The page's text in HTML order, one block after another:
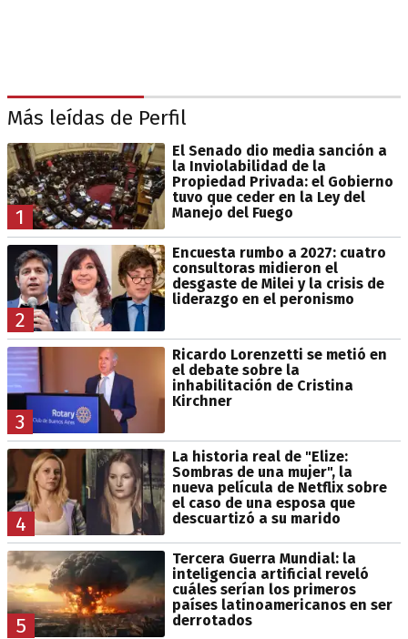
Más leídas de Perfil
1
El Senado dio media sanción a
la Inviolabilidad de la
Propiedad Privada: el Gobierno
tuvo que ceder en la Ley del
Manejo del Fuego
2
Encuesta rumbo a 2027: cuatro
consultoras midieron el
desgaste de Milei y la crisis de
liderazgo en el peronismo
3
Ricardo Lorenzetti se metió en
el debate sobre la
inhabilitación de Cristina
Kirchner
4
La historia real de "Elize:
Sombras de una mujer", la
nueva película de Netflix sobre
el caso de una esposa que
descuartizó a su marido
5
Tercera Guerra Mundial: la
inteligencia artificial reveló
cuáles serían los primeros
países latinoamericanos en ser
derrotados